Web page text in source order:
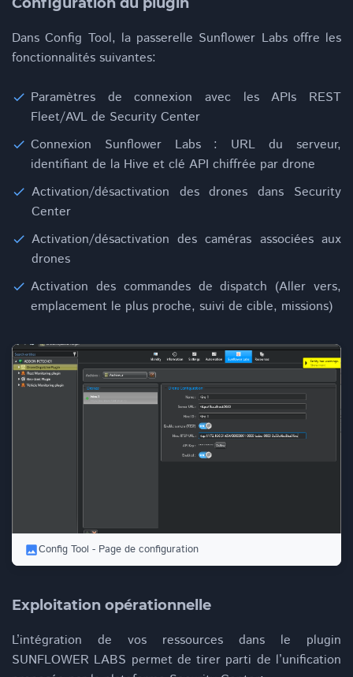
Dans Config Tool, la passerelle Sunflower Labs offre les
fonctionnalités suivantes:
Paramètres de connexion avec les APIs REST
Fleet/AVL de Security Center
Connexion Sunflower Labs : URL du serveur,
identifiant de la Hive et clé API chiffrée par drone
Activation/désactivation des drones dans Security
Center
Activation/désactivation des caméras associées aux
drones
Activation des commandes de dispatch (Aller vers,
emplacement le plus proche, suivi de cible, missions)
Config Tool - Page de configuration
Exploitation opérationnelle
L’intégration de vos ressources dans le plugin
SUNFLOWER LABS permet de tirer parti de l’unification